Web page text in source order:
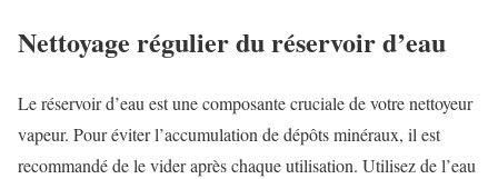
Nettoyage régulier du réservoir d’eau
Le réservoir d’eau est une composante cruciale de votre nettoyeur
vapeur. Pour éviter l’accumulation de dépôts minéraux, il est
recommandé de le vider après chaque utilisation. Utilisez de l’eau